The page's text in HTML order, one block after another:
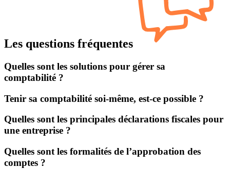
Les questions fréquentes
Quelles sont les solutions pour gérer sa
comptabilité ?
Tenir sa comptabilité soi-même, est-ce possible ?
Quelles sont les principales déclarations fiscales pour
une entreprise ?
Quelles sont les formalités de l’approbation des
comptes ?